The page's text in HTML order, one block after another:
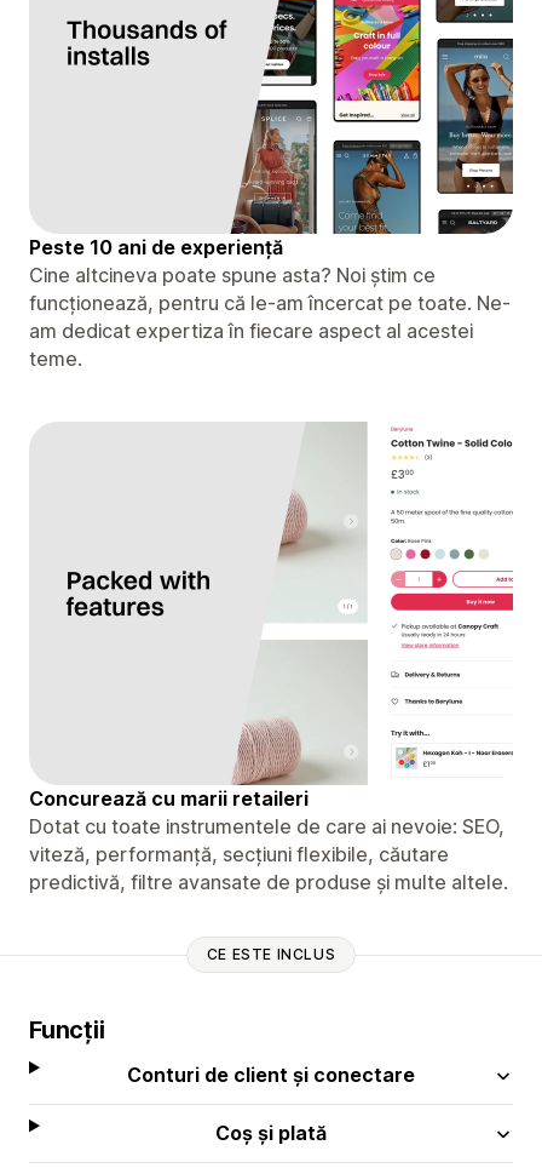
Peste 10 ani de experiență
Cine altcineva poate spune asta? Noi știm ce
funcționează, pentru că le-am încercat pe toate. Ne-
am dedicat expertiza în fiecare aspect al acestei
teme.
Concurează cu marii retaileri
Dotat cu toate instrumentele de care ai nevoie: SEO,
viteză, performanță, secțiuni flexibile, căutare
predictivă, filtre avansate de produse și multe altele.
CE ESTE INCLUS
Funcții
Conturi de client și conectare
Coș și plată